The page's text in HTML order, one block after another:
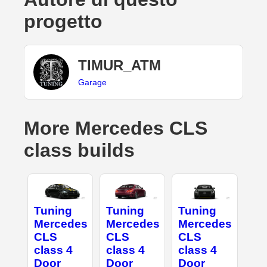
progetto
TIMUR_ATM
Garage
More Mercedes CLS
class builds
Tuning
Mercedes
CLS
class 4
Door
Tuning
Mercedes
CLS
class 4
Door
Tuning
Mercedes
CLS
class 4
Door